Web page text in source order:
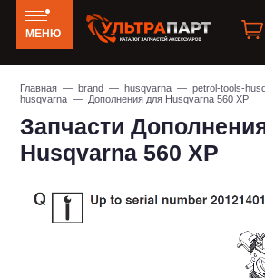
МЕНЮ
Главная —brand —husqvarna —petrol-tools-
husqvarna — Дополнения для Husqvarna 560 XP
Запчасти
Husqvarna 560 XP